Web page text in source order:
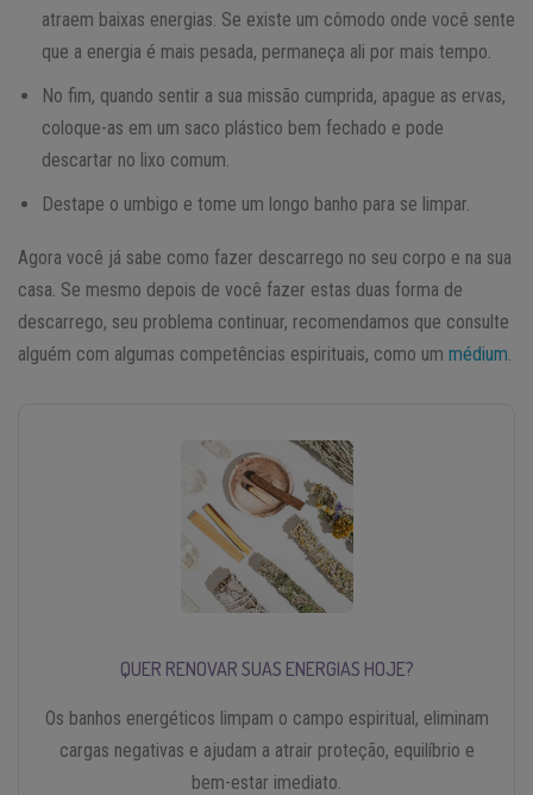
atraem baixas energias. Se existe um cômodo onde você sente
que a energia é mais pesada, permaneça ali por mais tempo.
No fim, quando sentir a sua missão cumprida, apague as ervas,
coloque-as em um saco plástico bem fechado e pode
descartar no lixo comum.
Destape o umbigo e tome um longo banho para se limpar.
Agora você já sabe como fazer descarrego no seu corpo e na sua
casa. Se mesmo depois de você fazer estas duas forma de
descarrego, seu problema continuar, recomendamos que consulte
alguém com algumas competências espirituais, como um médium
QUER RENOVAR SUAS ENERGIAS HOJE?
Os banhos energéticos limpam o campo espiritual, eliminam
cargas negativas e ajudam a atrair proteção, equilíbrio e
bem-estar imediato.